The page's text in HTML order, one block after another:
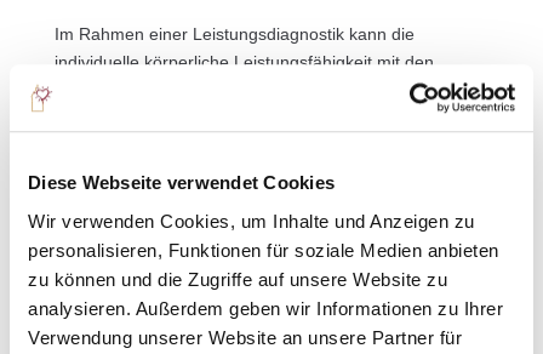
Diese Webseite verwendet Cookies
Wir verwenden Cookies, um Inhalte und Anzeigen zu
personalisieren, Funktionen für soziale Medien anbieten
zu können und die Zugriffe auf unsere Website zu
analysieren. Außerdem geben wir Informationen zu Ihrer
Verwendung unserer Website an unsere Partner für
Im Rahmen einer Leistungsdiagnostik kann die
individuelle körperliche Leistungsfähigkeit mit den
verschiedenen Ergometern dokumentiert werden.
Hierbei können Stufen- oder Dauertests und Quer- und
Die Ergometrie hilft, im medizinischen Bereich, bei der
Erkennung und Verlaufsbeurteilung von Herz- und
Lungenerkrankungen. Sie ist außerdem ein wichtiges
Instrument zur Risiko- und Prognoseabschätzung. Oft